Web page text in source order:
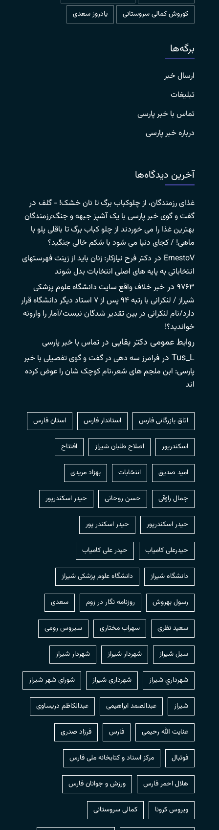
کوروش کمالی سروستانی
یادروز سعدی
برگه‌ها
ارسال خبر
تبلیغات
تماس با خبر پارسی
درباره خبر پارسی
آخرین دیدگاه‌ها
غذای رزمندگان، از چلوکباب برگ تا نان خشک! - گلف در
گفت و گوی خبر پارسی با یک آشپز جبهه و جنگ:رزمندگان
بهترین غذا را می خوردند از چلو کباب برگ تا باقلی پلو با
ماهی! / کجای دنیا می شود با شکم خالی جنگید؟
ErnestoV در دکتر فرح نیازکار: زنان باید از زینت فهرستهای
انتخاباتی به پایه های اصلی انتخابات بدل شوند
۹۷۶۳ در خبر خلاف واقع سایت دانشگاه علوم پزشکی
شیراز / لنکرانی با رتبه ۹۴ پس از ۷ استاد دیگر دانشگاه قرار
دارد/نام لنکرانی در بین تقدیر شدگان نیست/آمار را وارونه
خواندید؟!
روابط عمومی دکتر بقایی در تماس با خبر پارسی
Tus_L در فرامرز سه دهی در گفت و گوی تفصیلی با خبر
پارسی: ابن ملجم های شعر،نام کوچک شان را عوض کرده
اند
اتاق بازرگانی فارس استاندار فارس استان فارس
اسکندرپور اصلاح طلبان شیراز افتتاح
امید صدیق انتخابات بهزاد مریدی
جمال رازقی حسن روحانی حيدر اسكندرپور
حیدر اسکندرپور حیدر اسکندر پور
حیدرعلی کامیاب حیدر علی کامیاب
دانشگاه شیراز دانشگاه علوم پزشکی شیراز
رسول بهروش روزنامه نگار در زوم سعدی
سعید نظری سهراب مختاری سیروس رومی
سیل شیراز شهردار شيراز شهردار شیراز
شهرداري شيراز شهرداری شیراز شورای شهر شیراز
شیراز عبدالصمد ابراهیمی عبدالکاظم دریساوی
عنایت الله رحیمی فارس فرزاد صدری
فوتبال مرکز اسناد و کتابخانه ملی فارس
هلال احمر فارس ورزش و جوانان فارس
ویروس کرونا کمالی سروستانی